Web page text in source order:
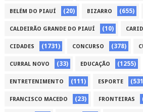
BELÉM DO PIAUÍ (20) BIZARRO (655)
CALDEIRÃO GRANDE DO PIAUÍ (10)
CIDADES (1731) CONCURSO (378)
CURRAL NOVO (33) EDUCAÇÃO (1255)
ENTRETENIMENTO (111) ESPORTE
FRANCISCO MACEDO (23) FRONTEIRAS